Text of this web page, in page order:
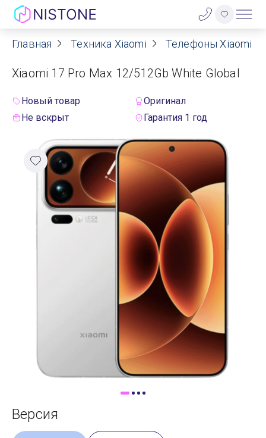
Акции
О нас
Договор оферты
Реквизиты
Контакты
Главная Техника Xiaomi Телефоны Xiaomi
Xiaomi 17 Pro Max 12/512Gb White Global
Новый товар
Оригинал
Не вскрыт
Гарантия 1 год
Версия